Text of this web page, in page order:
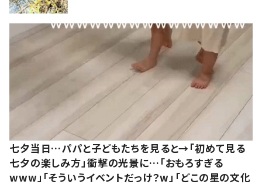
七夕当日…パパと子どもたちを見ると→「初めて見る
七夕の楽しみ方」衝撃の光景に…「おもろすぎる
www」「そういうイベントだっけ？w」「どこの星の文化